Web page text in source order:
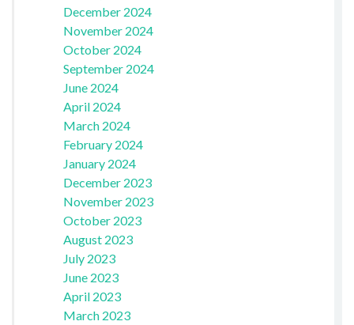
December 2024
November 2024
October 2024
September 2024
June 2024
April 2024
March 2024
February 2024
January 2024
December 2023
November 2023
October 2023
August 2023
July 2023
June 2023
April 2023
March 2023